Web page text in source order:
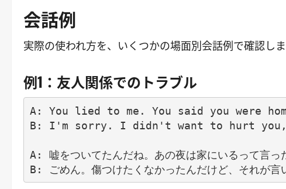
会話例
実際の使われ方を、いくつかの場面別会話例で確認しま
例1：友人関係でのトラブル
A: You lied to me. You said you were
B: I'm sorry. I didn't want to hurt you,
A: 嘘をついてたんだね。あの夜は家にいるって言っ